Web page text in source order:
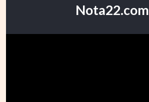
Nota22.com